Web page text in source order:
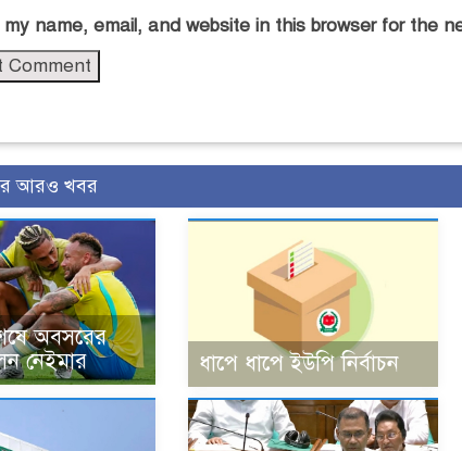
name, email, and website in this browser for the
আরও খবর
অবসরের
নেইমার
ধাপে ধাপে ইউপি নির্বাচন